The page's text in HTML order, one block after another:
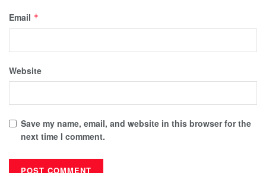
Email *
Website
Save my name, email, and website in this browser for the
next time I comment.